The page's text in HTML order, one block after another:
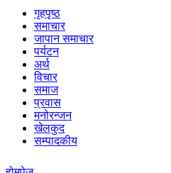
गृहपृष्ठ
समाचार
जापान समाचार
पर्यटन
अर्थ
विचार
समाज
प्रवास
मनोरन्जन
खेलकुद
सम्पादकीय